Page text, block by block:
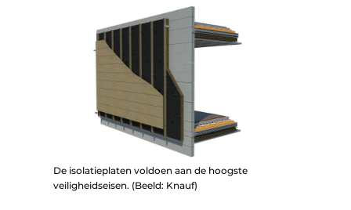
De isolatieplaten voldoen aan de hoogste
veiligheidseisen. (Beeld: Knauf)